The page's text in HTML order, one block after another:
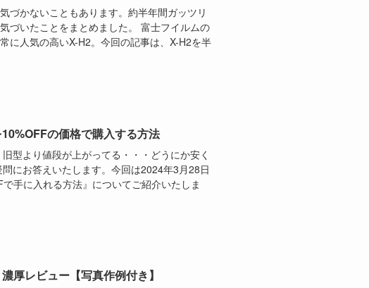
づかないこともあります。約半年間ガッツリ
づいたことをまとめました。 富士フイルムの
に人気の高いX-H2。今回の記事は、X-H2を半
の価格で購入する方法
型より値段が上がってる・・・どうにか安く
にお答えいたします。今回は2024年3月28日
手に入れる方法』についてご紹介いたしま
厚レビュー【写真作例付き】